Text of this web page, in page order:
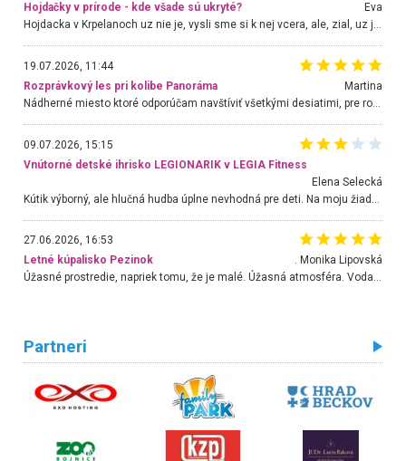
Hojdačky v prírode - kde všade sú ukryté?
Eva
Hojdacka v Krpelanoch uz nie je, vysli sme si k nej vcera, ale, zial, uz je znicena. Ak sem planujete cestu len kvoli hojdacke, mozete si ju usetrit. Krasny vyhlad je tu vsak aj bez hojdacky :-)
19.07.2026, 11:44
Rozprávkový les pri kolibe Panoráma
Martina
Nádherné miesto ktoré odporúčam navštíviť všetkými desiatimi, pre rodiny s deťmi, dôchodcom... Proste a jednoducho ozaj rozprávkový les.. určite ešte prídeme. Odniesli sme si na pamiatku krásne tričká,
09.07.2026, 15:15
Vnútorné detské ihrisko LEGIONARIK v LEGIA Fitness
Elena Selecká
27.06.2026, 16:53
Letné kúpalisko Pezinok
. Monika Lipovská
Úžasné prostredie, napriek tomu, že je malé. Úžasná atmosféra. Voda fantastická a nádherná. Ľudí je pomerne veľa, ale su mili a ohľaduplní. Je veľmi zaujímavé sledovať, ako dokážu spolu športovať cudzí ľudia a bez ohľadu na vek. Vládne tu pohoda. Vnuka neviem dostať z vody. Ďakujem za krásny deň . Urcite sa sem vrátim. Jediný problém je s parkovaním, ale aj ten sa mi podarilo vyriešiť. Monika Bratislava
Partneri